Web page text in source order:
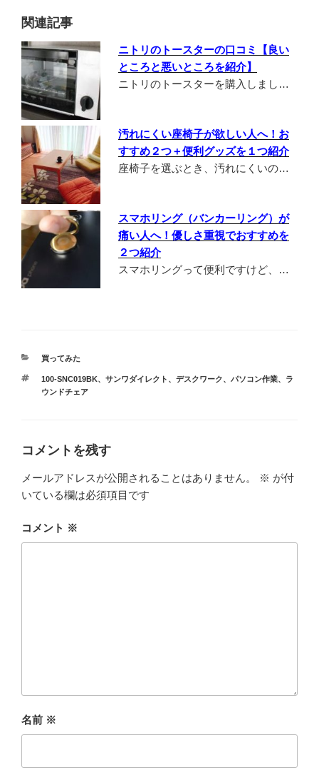
関連記事
ニトリのトースターの口コミ【良い
ところと悪いところを紹介】
ニトリのトースターを購入しまし…
汚れにくい座椅子が欲しい人へ！お
すすめ２つ＋便利グッズを１つ紹介
座椅子を選ぶとき、汚れにくいの…
スマホリング（バンカーリング）が
痛い人へ！優しさ重視でおすすめを
２つ紹介
スマホリングって便利ですけど、…
カ
ゴ
リ
買ってみた
タ
グ
100-SNC019BK、 サンワダイレクト 、 デスクワーク、 パソコン作業、
ラ
ウンドチェア
コメントを残す
メールアドレスが公開されることはありません。 ※ が付
いている欄は必須項目です
コメント ※
名前 ※